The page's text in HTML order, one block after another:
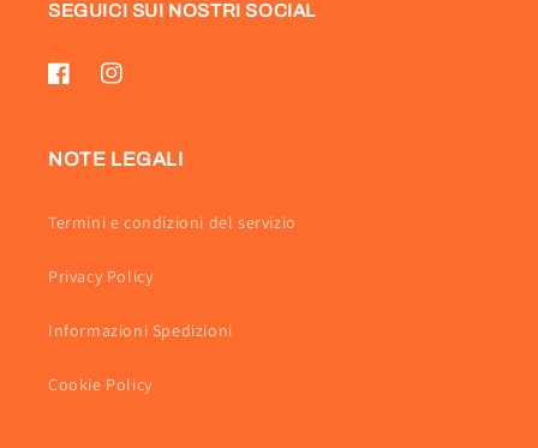
SEGUICI SUI NOSTRI SOCIAL
FacebookInstagram
NOTE LEGALI
Termini e condizioni del servizio
Privacy Policy
Informazioni Spedizioni
Cookie Policy